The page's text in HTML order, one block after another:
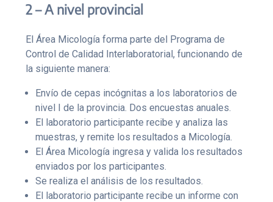
2 – A nivel provincial
El Área Micología forma parte del Programa de
Control de Calidad Interlaboratorial, funcionando de
la siguiente manera:
Envío de cepas incógnitas a los laboratorios de
nivel I de la provincia. Dos encuestas anuales.
El laboratorio participante recibe y analiza las
muestras, y remite los resultados a Micología.
El Área Micología ingresa y valida los resultados
enviados por los participantes.
Se realiza el análisis de los resultados.
El laboratorio participante recibe un informe con